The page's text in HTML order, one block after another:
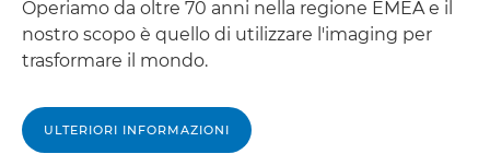
Operiamo da oltre 70 anni nella regione EMEA e il
nostro scopo è quello di utilizzare l'imaging per
trasformare il mondo.
ULTERIORI INFORMAZIONI